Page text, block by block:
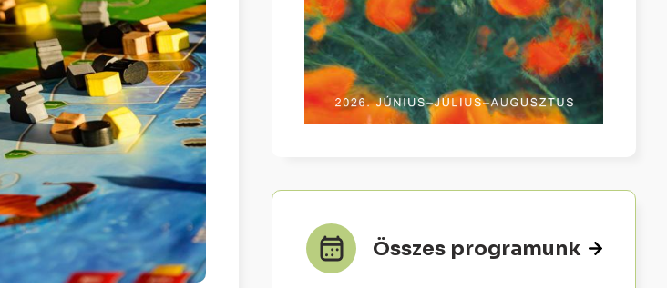
Összes programunk